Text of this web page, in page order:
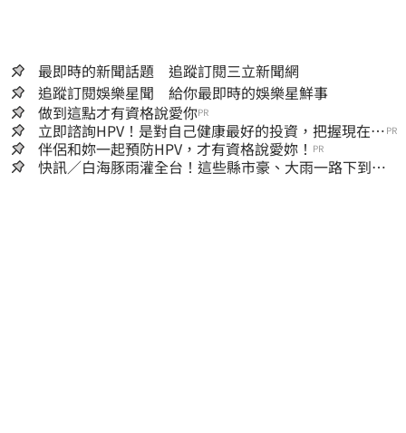
最即時的新聞話題 追蹤訂閱三立新聞網
追蹤訂閱娛樂星聞 給你最即時的娛樂星鮮事
做到這點才有資格說愛你PR
立即諮詢HPV！是對自己健康最好的投資，把握現在不
嫌晚！
PR
伴侶和妳一起預防HPV，才有資格說愛妳！ PR
快訊／白海豚雨灌全台！這些縣市豪、大雨一路下到晚